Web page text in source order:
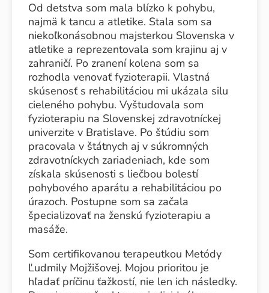
Od detstva som mala blízko k pohybu,
najmä k tancu a atletike. Stala som sa
niekoľkonásobnou majsterkou Slovenska v
atletike a reprezentovala som krajinu aj v
zahraničí. Po zranení kolena som sa
rozhodla venovať fyzioterapii. Vlastná
skúsenosť s rehabilitáciou mi ukázala silu
cieleného pohybu. Vyštudovala som
fyzioterapiu na Slovenskej zdravotníckej
univerzite v Bratislave. Po štúdiu som
pracovala v štátnych aj v súkromných
zdravotníckych zariadeniach, kde som
získala skúsenosti s liečbou bolestí
pohybového aparátu a rehabilitáciou po
úrazoch. Postupne som sa začala
špecializovať na ženskú fyzioterapiu a
masáže.
Som certifikovanou terapeutkou Metódy
Ľudmily Mojžišovej. Mojou prioritou je
hľadať príčinu ťažkostí, nie len ich následky.